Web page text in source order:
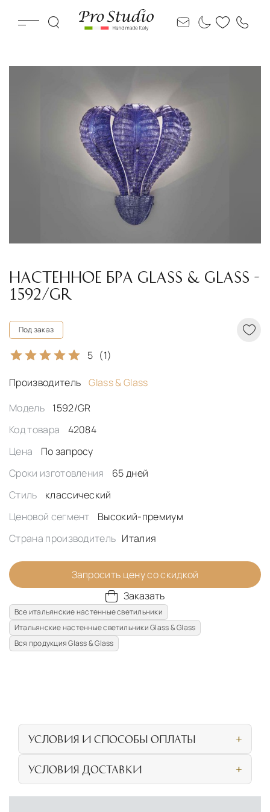
НАСТЕННОЕ БРА GLASS & GLASS -
1592/GR
Под заказ
5 (1)
Производитель
Glass & Glass
Модель
1592/GR
Код товара
42084
Цена
По запросу
Сроки изготовления
65 дней
Стиль
классический
Ценовой сегмент
Высокий-премиум
Страна производитель Италия
Запросить цену со скидкой
Заказать
Все итальянские настенные светильники
Итальянские настенные светильники Glass & Glass
Вся продукция Glass & Glass
УСЛОВИЯ И СПОСОБЫ ОПЛАТЫ
личном посещении нашего салона
Безналичная оплата по счёту для
УСЛОВИЯ ДОСТАВКИ